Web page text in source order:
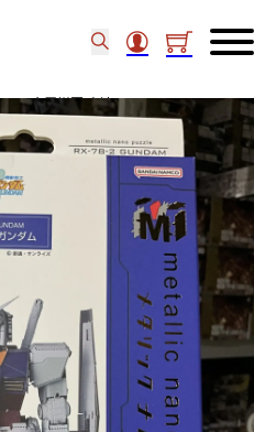
Plex 金屬拼圖 高達 RX78-222056